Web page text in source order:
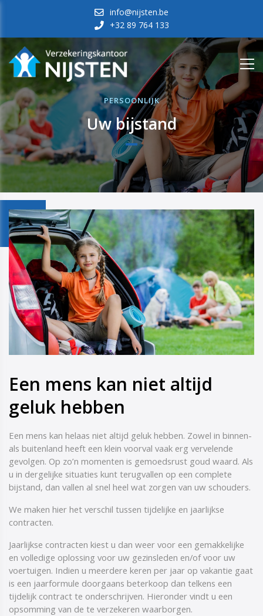
info@nijsten.be
+32 89 764 133
PERSOONLIJK
Uw bijstand
Een mens kan niet altijd
geluk hebben
Een mens kan helaas niet altijd geluk hebben. Zowel in binnen-
als buitenland heeft een klein voorval vaak erg vervelende
gevolgen. Op zo’n momenten is gemoedsrust goud waard. Als
u in dergelijke situaties kunt terugvallen op een complete
bijstand, dan vallen al snel heel wat zorgen van uw schouders.
We maken hier het verschil tussen tijdelijke en jaarlijkse
contracten.
​​​​​​​Jaarlijkse contracten kiest u dan weer voor een gemakkelijke
en volledige oplossing voor uw gezinsleden en/of voor uw
voertuigen. Indien u meerdere keren per jaar op vakantie gaat
is een jaarformule doorgaans beterkoop dan telkens een
tijdelijk contract te onderschrijven. Hieronder vindt u een
opsomming van de te verzekeren waarborgen.